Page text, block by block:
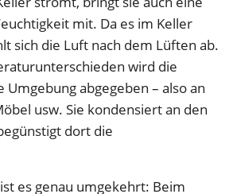
mit. Da es im Keller
sich die Luft nach dem Lüften ab.
wird die
Umgebung abgegeben – also an
usw. Sie kondensiert an den
dort die
ist es genau umgekehrt: Beim